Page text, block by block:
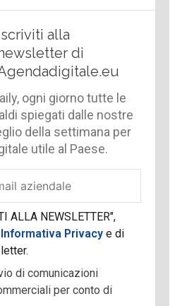
alla
di
ogni giorno tutte le
spiegati dalle nostre
della settimana per
utile al Paese.
ALLA NEWSLETTER",
Privacy e di
di comunicazioni
per conto di